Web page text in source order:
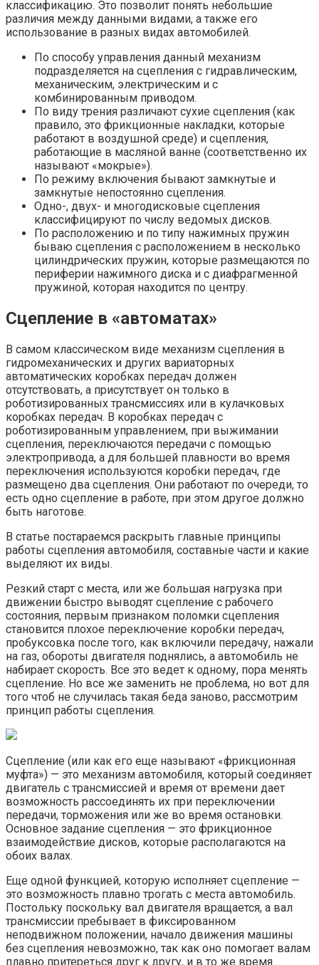
классификацию. Это позволит понять небольшие
различия между данными видами, а также его
использование в разных видах автомобилей.
По способу управления данный механизм
подразделяется на сцепления с гидравлическим,
механическим, электрическим и с
комбинированным приводом.
По виду трения различают сухие сцепления (как
правило, это фрикционные накладки, которые
работают в воздушной среде) и сцепления,
работающие в масляной ванне (соответственно их
называют «мокрые»).
По режиму включения бывают замкнутые и
замкнутые непостоянно сцепления.
Одно-, двух- и многодисковые сцепления
классифицируют по числу ведомых дисков.
По расположению и по типу нажимных пружин
бываю сцепления с расположением в несколько
цилиндрических пружин, которые размещаются по
периферии нажимного диска и с диафрагменной
пружиной, которая находится по центру.
Сцепление в «автоматах»
В самом классическом виде механизм сцепления в
гидромеханических и других вариаторных
автоматических коробках передач должен
отсутствовать, а присутствует он только в
роботизированных трансмиссиях или в кулачковых
коробках передач. В коробках передач с
роботизированным управлением, при выжимании
сцепления, переключаются передачи с помощью
электропривода, а для большей плавности во время
переключения используются коробки передач, где
размещено два сцепления. Они работают по очереди, то
есть одно сцепление в работе, при этом другое должно
быть наготове.
В статье постараемся раскрыть главные принципы
работы сцепления автомобиля, составные части и какие
выделяют их виды.
Резкий старт с места, или же большая нагрузка при
движении быстро выводят сцепление с рабочего
состояния, первым признаком поломки сцепления
становится плохое переключение коробки передач,
пробуксовка после того, как включили передачу, нажали
на газ, обороты двигателя поднялись, а автомобиль не
набирает скорость. Все это ведет к одному, пора менять
сцепление. Но все же заменить не проблема, но вот для
того чтоб не случилась такая беда заново, рассмотрим
принцип работы сцепления.
Сцепление (или как его еще называют «фрикционная
муфта») — это механизм автомобиля, который соединяет
двигатель с трансмиссией и время от времени дает
возможность рассоединять их при переключении
передачи, торможения или же во время остановки.
Основное задание сцепления — это фрикционное
взаимодействие дисков, которые располагаются на
обоих валах.
Еще одной функцией, которую исполняет сцепление —
это возможность плавно трогать с места автомобиль.
Постольку поскольку вал двигателя вращается, а вал
трансмиссии пребывает в фиксированном
неподвижном положении, начало движения машины
без сцепления невозможно, так как оно помогает валам
плавно притереться друг к другу, и в то же время